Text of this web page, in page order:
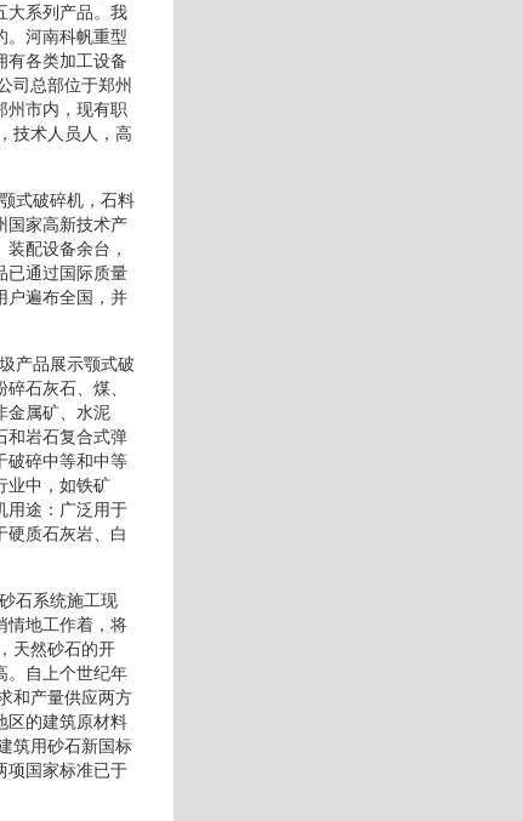
大系列产品。我
。河南科帆重型
有各类加工设备
司总部位于郑州
州市内，现有职
技术人员人，高
式破碎机，石料
国家高新技术产
配设备余台，
已通过国际质量
户遍布全国，并
产品展示颚式破
石灰石、煤、
金属矿、水泥
和岩石复合式弹
破碎中等和中等
业中，如铁矿
用途：广泛用于
硬质石灰岩、白
石系统施工现
情地工作着，将
天然砂石的开
。自上个世纪年
和产量供应两方
区的建筑原材料
筑用砂石新国标
项国家标准已于